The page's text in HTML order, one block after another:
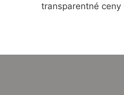
transparentné